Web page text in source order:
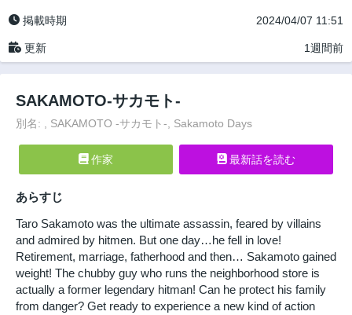
掲載時期 2024/04/07 11:51
更新 1週間前
SAKAMOTO-サカモト-
別名: , SAKAMOTO -サカモト-, Sakamoto Days
作家 最新話を読む
あらすじ
Taro Sakamoto was the ultimate assassin, feared by villains
and admired by hitmen. But one day…he fell in love!
Retirement, marriage, fatherhood and then… Sakamoto gained
weight! The chubby guy who runs the neighborhood store is
actually a former legendary hitman! Can he protect his family
from danger? Get ready to experience a new kind of action